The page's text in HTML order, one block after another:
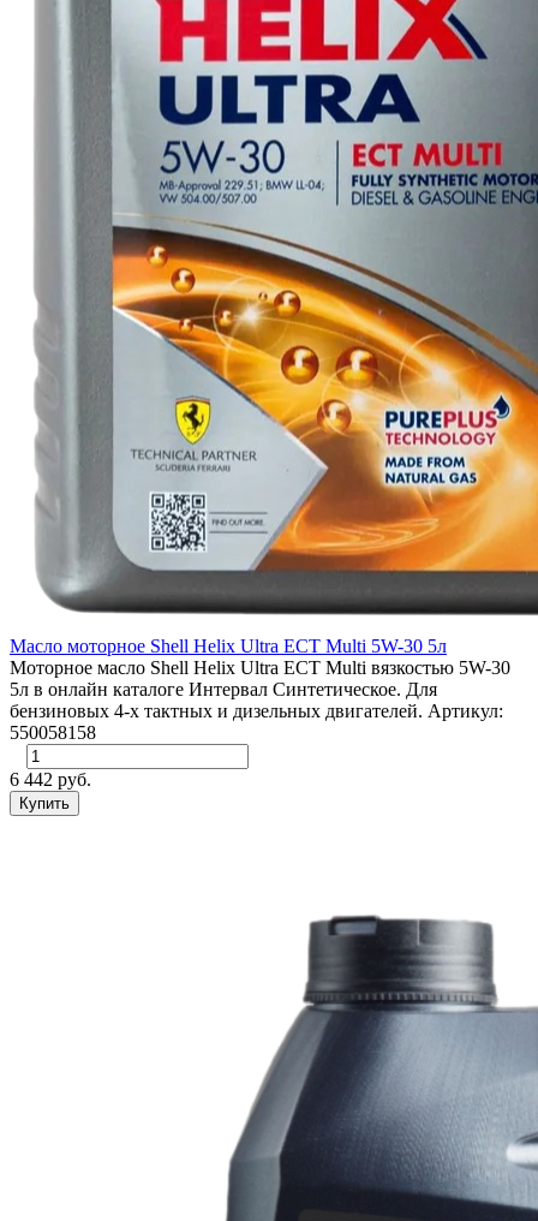
Масло моторное Shell Helix Ultra ECT Multi 5W-30 5л
Моторное масло Shell Helix Ultra ECT Multi вязкостью 5W-30
5л в онлайн каталоге Интервал Синтетическое. Для
бензиновых 4-х тактных и дизельных двигателей. Артикул:
550058158
6 442 руб.
Купить